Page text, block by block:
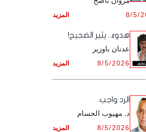
أرشيف شهر ديـسـمـبـر ,
أرشيف شهر نـوفـمـبـر ,
أرشيف شهر ديـسـمـبـر ,
المزيد 8/5/
هدوءٌ.. يثير الضجيج!
عدنان باوزير
المزيد 8/5/2026
الرد واجب
د. مهيوب الحسام
المزيد 8/5/2026